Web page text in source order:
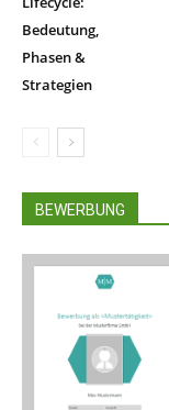
Bedeutung,
Phasen &
Strategien
BEWERBUNG